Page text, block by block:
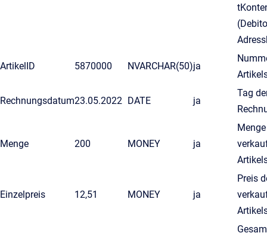
ArtikelID 5870000 NVARCHAR(50)ja
Rechnungsdatum23.05.2022 DATE ja
Tag
Menge 200 MONEY ja
Einzelpreis 12,51 MONEY ja
Preis